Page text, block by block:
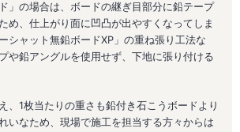
」の場合は、ボードの継ぎ目部分に鉛テープ
め、仕上がり面に凹凸が出やすくなってしま
シャット無鉛ボードXP」の重ね張り工法な
や鉛アングルを使用せず、下地に張り付ける
、1枚当たりの重さも鉛付き石こうボードより
いなため、現場で施工を担当する方々からは